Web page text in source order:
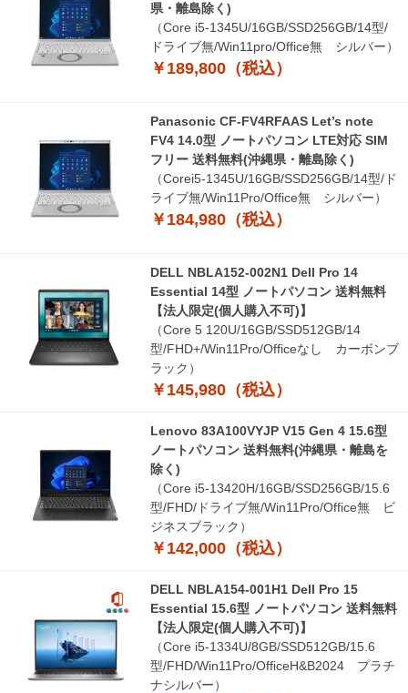
県・離島除く)
（Core i5-1345U/16GB/SSD256GB/14型/
ドライブ無/Win11pro/Office無 シルバー）
￥189,800（税込）
Panasonic CF-FV4RFAAS Let’s note
FV4 14.0型 ノートパソコン LTE対応 SIM
フリー 送料無料(沖縄県・離島除く)
（Corei5-1345U/16GB/SSD256GB/14型/ド
ライブ無/Win11Pro/Office無 シルバー）
￥184,980（税込）
DELL NBLA152-002N1 Dell Pro 14
Essential 14型 ノートパソコン 送料無料
【法人限定(個人購入不可)】
（Core 5 120U/16GB/SSD512GB/14
型/FHD+/Win11Pro/Officeなし カーボンブ
ラック）
￥145,980（税込）
Lenovo 83A100VYJP V15 Gen 4 15.6型
ノートパソコン 送料無料(沖縄県・離島を
除く)
（Core i5-13420H/16GB/SSD256GB/15.6
型/FHD/ドライブ無/Win11Pro/Office無 ビ
ジネスブラック）
￥142,000（税込）
DELL NBLA154-001H1 Dell Pro 15
Essential 15.6型 ノートパソコン 送料無料
【法人限定(個人購入不可)】
（Core i5-1334U/8GB/SSD512GB/15.6
型/FHD/Win11Pro/OfficeH&B2024 プラチ
ナシルバー）